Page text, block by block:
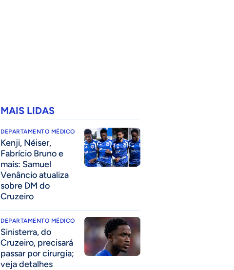
MAIS LIDAS
DEPARTAMENTO MÉDICO
Kenji, Néiser,
Fabrício Bruno e
mais: Samuel
Venâncio atualiza
sobre DM do
Cruzeiro
DEPARTAMENTO MÉDICO
Sinisterra, do
Cruzeiro, precisará
passar por cirurgia;
veja detalhes